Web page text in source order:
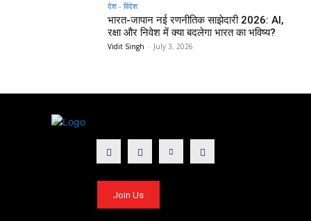
देश - विदेश
भारत-जापान नई रणनीतिक साझेदारी 2026: AI,
रक्षा और निवेश में क्या बदलेगा भारत का भविष्य?
Vidit Singh - July 3, 2026
Join Us